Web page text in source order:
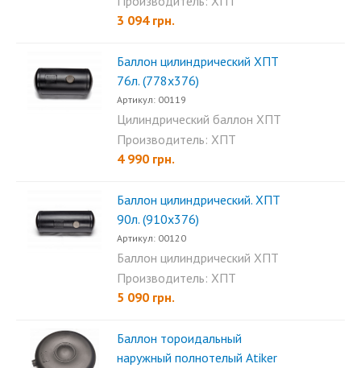
3 094 грн.
Баллон цилиндрический ХПТ
76л. (778х376)
Артикул: 00119
Цилиндрический баллон ХПТ
76л. (778х376)...
Производитель: ХПТ
4 990 грн.
Баллон цилиндрический. ХПТ
90л. (910х376)
Артикул: 00120
Баллон цилиндрический ХПТ
90л. (910х376)...
Производитель: ХПТ
5 090 грн.
Баллон тороидальный
наружный полнотелый Аtiker